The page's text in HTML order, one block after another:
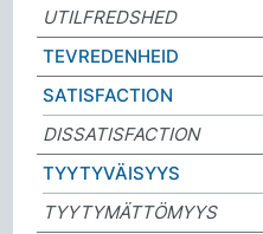
UTILFREDSHED
TEVREDENHEID
SATISFACTION
DISSATISFACTION
TYYTYVÄISYYS
TYYTYMÄTTÖMYYS